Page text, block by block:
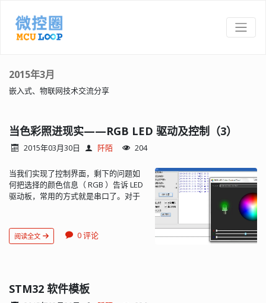
2015年3月
嵌入式、物联网技术交流分享
当色彩照进现实——RGB LED 驱动及控制（3）
2015年03月30日 阡陌 204
当我们实现了控制界面，剩下的问题如
何把选择的颜色信息（ RGB ）告诉 LED
驱动板，常用的方式就是串口了。对于
Receiver/Transmitter（通用异步收发
器）接...
阅读全文 0 评论
STM32 软件模板